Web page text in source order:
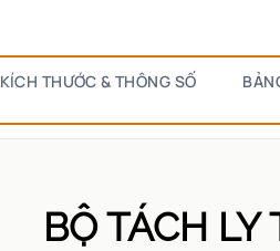
KÍCH THƯỚC & THÔNG SỐ
BỘ TÁCH